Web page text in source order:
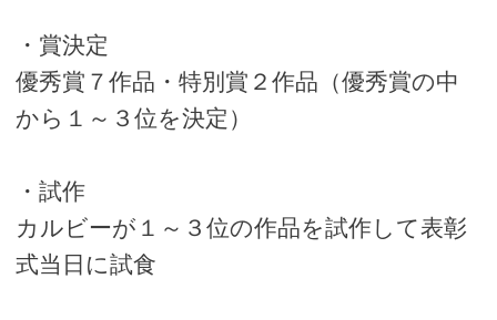
・賞決定
優秀賞７作品・特別賞２作品（優秀賞の中
から１～３位を決定）
・試作
カルビーが１～３位の作品を試作して表彰
式当日に試食